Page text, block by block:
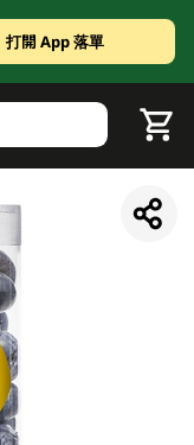
打開 App 落單